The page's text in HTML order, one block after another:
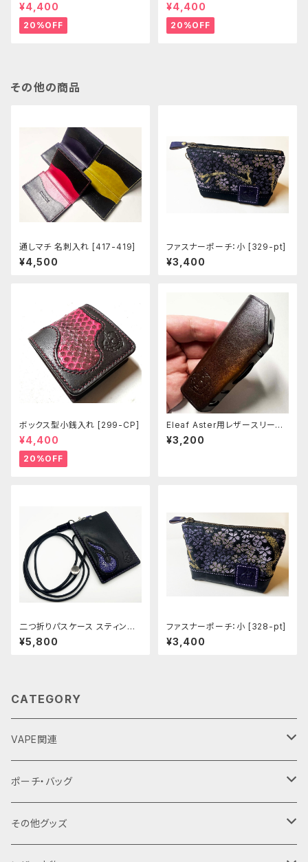
¥4,400
20%OFF
¥4,400
20%OFF
その他の商品
通しマチ 名刺入れ [417-419]
¥4,500
ファスナーポーチ：小 [329-pt]
¥3,400
ボックス型小銭入れ [299-CP]
¥4,400
20%OFF
Eleaf Aster用レザースリーブ
[401-as]
¥3,200
二つ折りパスケース スティング
レイ [448]
¥5,800
ファスナーポーチ：小 [328-pt]
¥3,400
CATEGORY
VAPE関連
バッテリーケース
18650用
18350用
VAPEデバイス用スリーブ・ケース
ポーチ・バッグ
ファスナーポーチ
その他グッズ